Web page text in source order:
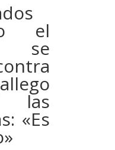
el
se
«Es